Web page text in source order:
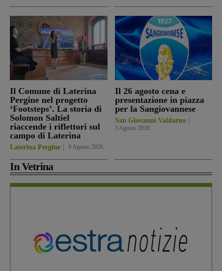
Il Comune di Laterina
Pergine nel progetto
‘Footsteps’. La storia di
Solomon Saltiel
riaccende i riflettori sul
campo di Laterina
Laterina Pergine 6 Agosto 2026
Il 26 agosto cena e
presentazione in piazza
per la Sangiovannese
San Giovanni Valdarno
5 Agosto 2026
In Vetrina